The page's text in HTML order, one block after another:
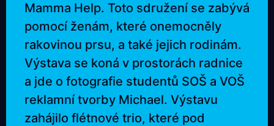
Mamma Help. Toto sdružení se zabývá
pomocí ženám, které onemocněly
rakovinou prsu, a také jejich rodinám.
Výstava se koná v prostorách radnice
a jde o fotografie studentů SOŠ a VOŠ
reklamní tvorby Michael. Výstavu
zahájilo flétnové trio, které pod